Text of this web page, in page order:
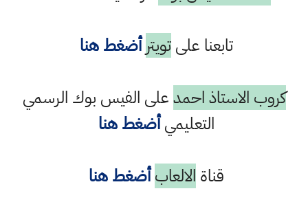
تابعنا علىتويتر أضغط هنا
كروب الاستاذ احمدعلى الفيس بوك الرسمي
التعليميأضغط هنا
قناة الالعاب أضغط هنا